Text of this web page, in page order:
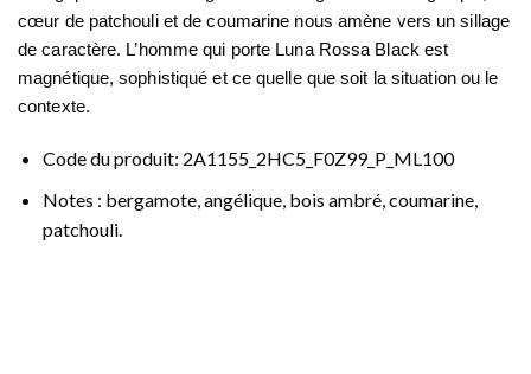
cœur de patchouli et de coumarine nous amène vers un sillage
de caractère. L’homme qui porte Luna Rossa Black est
magnétique, sophistiqué et ce quelle que soit la situation ou le
contexte.
Code du produit: 2A1155_2HC5_F0Z99_P_ML100
Notes : bergamote, angélique, bois ambré, coumarine,
patchouli.